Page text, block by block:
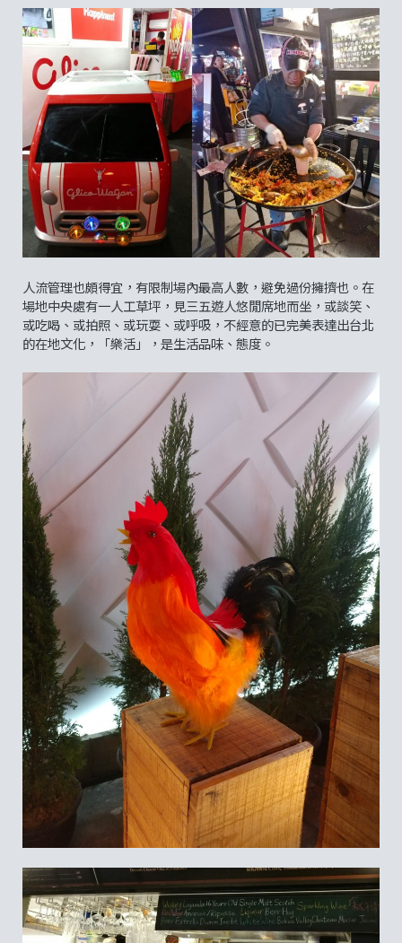
人流管理也頗得宜，有限制場內最高人數，避免過份擁擠也。在
場地中央處有一人工草坪，見三五遊人悠閒席地而坐，或談笑、
或吃喝、或拍照、或玩耍、或呼吸，不經意的已完美表達出台北
的在地文化，「樂活」，是生活品味、態度。